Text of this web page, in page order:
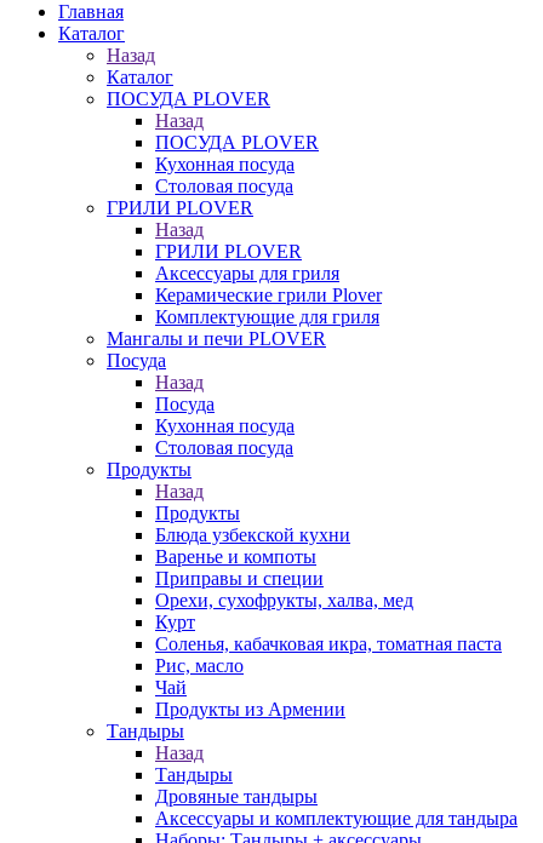
Главная
Каталог
Назад
Каталог
ПОСУДА PLOVER
Назад
ПОСУДА PLOVER
Кухонная посуда
Столовая посуда
ГРИЛИ PLOVER
Назад
ГРИЛИ PLOVER
Аксессуары для гриля
Керамические грили Plover
Комплектующие для гриля
Мангалы и печи PLOVER
Посуда
Назад
Посуда
Кухонная посуда
Столовая посуда
Продукты
Назад
Продукты
Блюда узбекской кухни
Варенье и компоты
Приправы и специи
Орехи, сухофрукты, халва, мед
Курт
Соленья, кабачковая икра, томатная паста
Рис, масло
Чай
Продукты из Армении
Тандыры
Назад
Тандыры
Дровяные тандыры
Аксессуары и комплектующие для тандыра